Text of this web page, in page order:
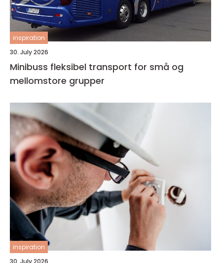
inspiration
30. July 2026
Minibuss fleksibel transport for små og
mellomstore grupper
inspiration